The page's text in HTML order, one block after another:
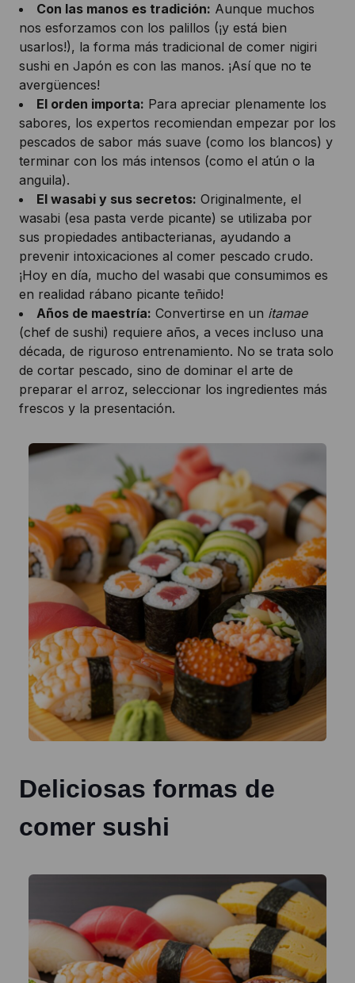
Con las manos es tradición: Aunque muchos
nos esforzamos con los palillos (¡y está bien
usarlos!), la forma más tradicional de comer nigiri
sushi en Japón es con las manos. ¡Así que no te
avergüences!
El orden importa: Para apreciar plenamente los
sabores, los expertos recomiendan empezar por los
pescados de sabor más suave (como los blancos) y
terminar con los más intensos (como el atún o la
anguila).
El wasabi y sus secretos: Originalmente, el
wasabi (esa pasta verde picante) se utilizaba por
sus propiedades antibacterianas, ayudando a
prevenir intoxicaciones al comer pescado crudo.
¡Hoy en día, mucho del wasabi que consumimos es
en realidad rábano picante teñido!
Años de maestría: Convertirse en un itamae
(chef de sushi) requiere años, a veces incluso una
década, de riguroso entrenamiento. No se trata solo
de cortar pescado, sino de dominar el arte de
preparar el arroz, seleccionar los ingredientes más
frescos y la presentación.
Deliciosas formas de
comer sushi